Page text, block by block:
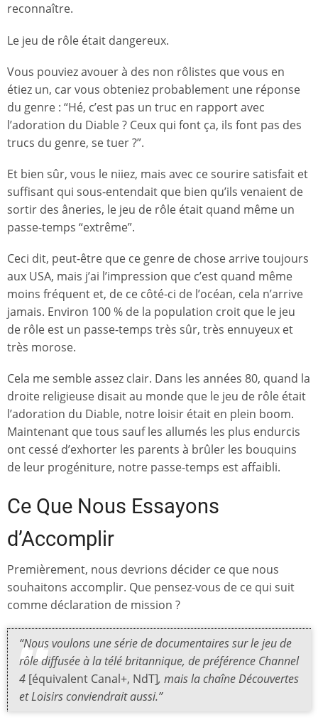
reconnaître.
Le jeu de rôle était dangereux.
Vous pouviez avouer à des non rôlistes que vous en
étiez un, car vous obteniez probablement une réponse
du genre : “Hé, c’est pas un truc en rapport avec
l’adoration du Diable ? Ceux qui font ça, ils font pas des
trucs du genre, se tuer ?”.
Et bien sûr, vous le niiez, mais avec ce sourire satisfait et
suffisant qui sous-entendait que bien qu’ils venaient de
sortir des âneries, le jeu de rôle était quand même un
passe-temps “extrême”.
Ceci dit, peut-être que ce genre de chose arrive toujours
aux USA, mais j’ai l’impression que c’est quand même
moins fréquent et, de ce côté-ci de l’océan, cela n’arrive
jamais. Environ 100 % de la population croit que le jeu
de rôle est un passe-temps très sûr, très ennuyeux et
très morose.
Cela me semble assez clair. Dans les années 80, quand la
droite religieuse disait au monde que le jeu de rôle était
l’adoration du Diable, notre loisir était en plein boom.
Maintenant que tous sauf les allumés les plus endurcis
ont cessé d’exhorter les parents à brûler les bouquins
de leur progéniture, notre passe-temps est affaibli.
Ce Que Nous Essayons
d’Accomplir
Premièrement, nous devrions décider ce que nous
souhaitons accomplir. Que pensez-vous de ce qui suit
comme déclaration de mission ?
“Nous voulons une série de documentaires sur le jeu de
rôle diffusée à la télé britannique, de préférence Channel
4 [équivalent Canal+, NdT], mais la chaîne Découvertes
et Loisirs conviendrait aussi.”